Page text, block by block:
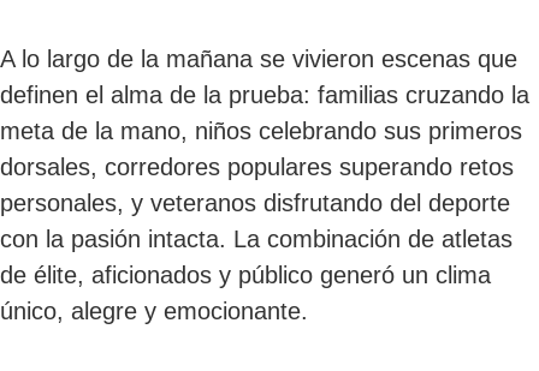
A lo largo de la mañana se vivieron escenas que
definen el alma de la prueba: familias cruzando la
meta de la mano, niños celebrando sus primeros
dorsales, corredores populares superando retos
personales, y veteranos disfrutando del deporte
con la pasión intacta. La combinación de atletas
de élite, aficionados y público generó un clima
único, alegre y emocionante.